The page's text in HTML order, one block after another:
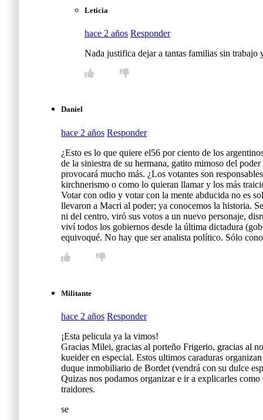
Leticia
hace 2 años Responder
Nada justifica dejar a tantas familias sin
Daniel
hace 2 años Responder
¿Esto es lo que quiere el56 por ciento de los
de la siniestra de su hermana, gatito mimoso del
provocará mucho más. ¿Los votantes son
kirchnerismo o como lo quieran llamar y los más
Votar con odio y votar con la mente abducida no es
llevaron a Macri al poder; ya conocemos la historia.
ni del centro, viró sus votos a un nuevo personaje,
viví todos los gobiernos desde la última dictadura
equivoqué. No hay que ser analista político. Sólo
Militante
hace 2 años Responder
¡Esta pelicula ya la vimos!
Gracias Milei, gracias al porteño Frigerio, gracias al
kueider en especial. Estos ultimos caraduras
duque inmobiliario de Bordet (vendrá con su dulce
Quizas nos podamos organizar e ir a explicarles
traidores.
se